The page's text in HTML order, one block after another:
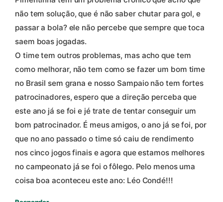
não tem solução, que é não saber chutar para gol, e
passar a bola? ele não percebe que sempre que toca
saem boas jogadas.
O time tem outros problemas, mas acho que tem
como melhorar, não tem como se fazer um bom time
no Brasil sem grana e nosso Sampaio não tem fortes
patrocinadores, espero que a direção perceba que
este ano já se foi e jé trate de tentar conseguir um
bom patrocinador. É meus amigos, o ano já se foi, por
que no ano passado o time só caiu de rendimento
nos cinco jogos finais e agora que estamos melhores
no campeonato já se foi o fôlego. Pelo menos uma
coisa boa aconteceu este ano: Léo Condé!!!